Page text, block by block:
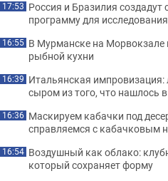
17:53 Россия и Бразилия
программу для
16:55 В Мурманске на Морвокзале
рыбной кухни
16:39 Итальянская
сыром из того, что нашлось
16:36 Маскируем кабачки под
справляемся с кабачковым
16:54 Воздушный как облако:
который сохраняет форму